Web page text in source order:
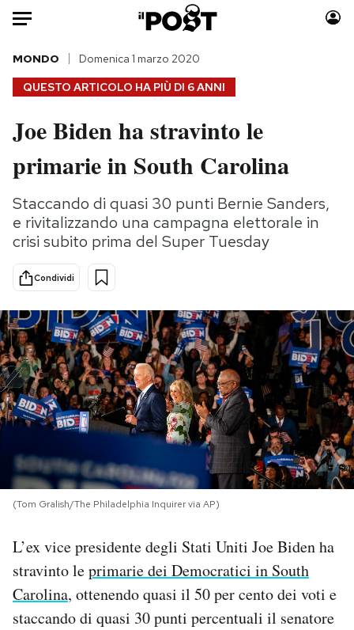
Auto
HOME
Italia
Politica
Tecnologia
Internet
Scienza
Cultura
Economia
Sport
Moda
Consumismi
Storie/Idee
Ok Boomer!
Media
Mondiali calcio 2026
PODCAST
NEWSLETTER
I MIEI PREFERITI
SHOP
CALENDARIO
QUESTO ARTICOLO HA PIÙ DI 6 ANNI
MONDO Domenica 1 marzo 2020
Joe Biden ha stravinto le
primarie in South Carolina
Staccando di quasi 30 punti Bernie Sanders,
e rivitalizzando una campagna elettorale in
crisi subito prima del Super Tuesday
Condividi
(Tom Gralish/The Philadelphia Inquirer via AP)
L’ex vice presidente degli Stati Uniti Joe Biden ha
stravinto leprimarie dei Democratici in South
Carolina, ottenendo quasi il 50 per cento dei voti e
staccando di quasi 30 punti percentuali il senatore